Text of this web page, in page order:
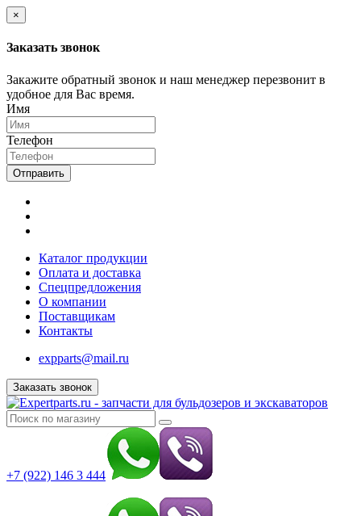
×
Заказать звонок
Закажите обратный звонок и наш менеджер перезвонит в
удобное для Вас время.
Имя
Телефон
Отправить
Каталог продукции
Оплата и доставка
Спецпредложения
О компании
Поставщикам
Контакты
expparts@mail.ru
Заказать звонок
+7 (922) 146 3 444